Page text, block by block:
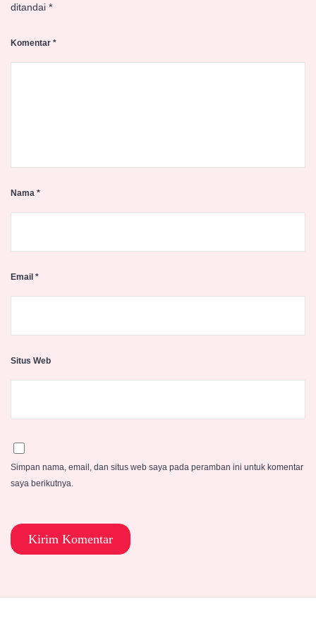
ditandai *
Komentar *
Nama *
Email *
Situs Web
Simpan nama, email, dan situs web saya pada peramban ini untuk komentar
saya berikutnya.